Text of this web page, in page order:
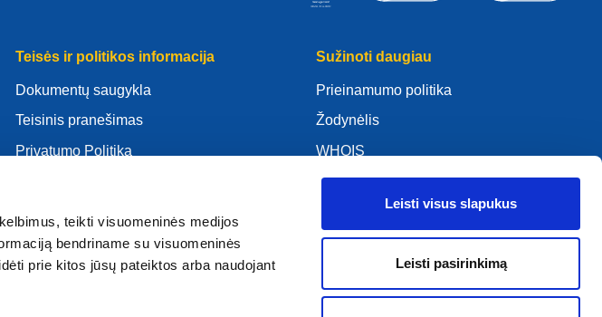
teikti visuomeninės medijos
bendriname su visuomeninės
prie kitos jūsų pateiktos arba naudojant
Leisti visus slapukus
Leisti pasirinkimą
Teisės ir politikos informacija
Dokumentų saugykla
Teisinis pranešimas
Privatumo Politika
Articles of Association
EURid Responsible Disclosure Policy
Sužinoti daugiau
Prieinamumo politika
Žodynėlis
WHOIS
Mano .eu